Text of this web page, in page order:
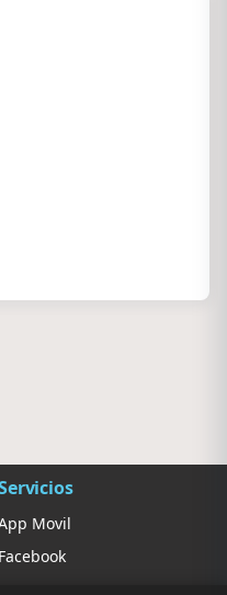
Movil
Facebook